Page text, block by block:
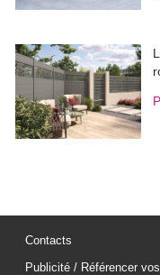
Contacts
Publicité / Référencer vos